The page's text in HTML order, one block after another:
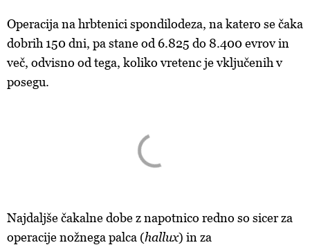
Operacija na hrbtenici spondilodeza, na katero se čaka
dobrih 150 dni, pa stane od 6.825 do 8.400 evrov in
več, odvisno od tega, koliko vretenc je vključenih v
posegu.
Najdaljše čakalne dobez napotnico redno so sicer za
operacije nožnega palca (hallux) in za